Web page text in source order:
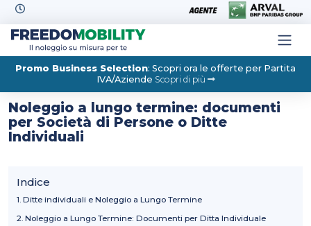
Skip to content
Promo Business Selection: Scopri ora le offerte per Partita
IVA/Aziende Scopri di più
Noleggio a lungo termine: documenti
per Società di Persone o Ditte
Individuali
Indice
Ditte individuali e Noleggio a Lungo Termine
Noleggio a Lungo Termine: Documenti per Ditta Individuale